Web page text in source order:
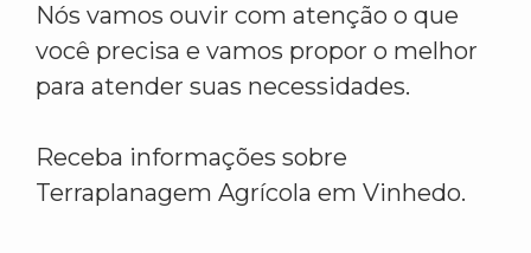
Nós vamos ouvir com atenção o que
você precisa e vamos propor o melhor
para atender suas necessidades.
Receba informações sobre
Terraplanagem Agrícola em Vinhedo.